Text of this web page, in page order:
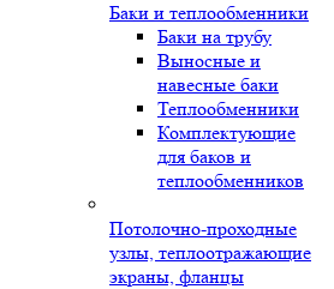
Баки и теплообменники
Баки на трубу
Выносные и
навесные баки
Теплообменники
Комплектующие
для баков и
теплообменников
Потолочно-проходные
узлы, теплоотражающие
экраны, фланцы